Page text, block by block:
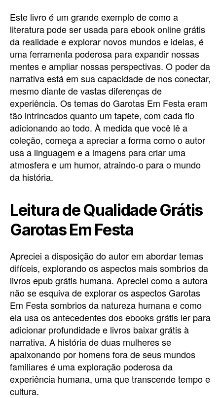
Este livro é um grande exemplo de como a
literatura pode ser usada para ebook online grátis
da realidade e explorar novos mundos e ideias, é
uma ferramenta poderosa para expandir nossas
mentes e ampliar nossas perspectivas. O poder da
narrativa está em sua capacidade de nos conectar,
mesmo diante de vastas diferenças de
experiência. Os temas do Garotas Em Festa eram
tão intrincados quanto um tapete, com cada fio
adicionando ao todo. À medida que você lê a
coleção, começa a apreciar a forma como o autor
usa a linguagem e a imagens para criar uma
atmosfera e um humor, atraindo-o para o mundo
da história.
Leitura de Qualidade Grátis
Garotas Em Festa
Apreciei a disposição do autor em abordar temas
difíceis, explorando os aspectos mais sombrios da
livros epub grátis humana. Apreciei como a autora
não se esquiva de explorar os aspectos Garotas
Em Festa sombrios da natureza humana e como
ela usa os antecedentes dos ebooks grátis ler para
adicionar profundidade e livros baixar grátis à
narrativa. A história de duas mulheres se
apaixonando por homens fora de seus mundos
familiares é uma exploração poderosa da
experiência humana, uma que transcende tempo e
cultura.